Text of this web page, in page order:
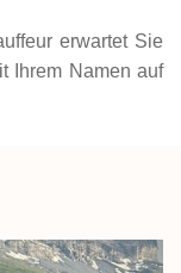
erwartet Sie
Ihrem Namen auf